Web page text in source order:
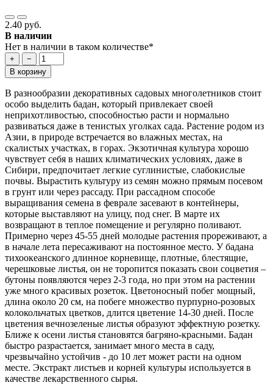
2.40 руб.
В наличии
Нет в наличии в таком количестве*
+
−
В корзину
В разнообразии декоративных садовых многолетников стоит
особо выделить бадан, который привлекает своей
неприхотливостью, способностью расти и нормально
развиваться даже в тенистых уголках сада. Растение родом из
Азии, в природе встречается во влажных местах, на
скалистых участках, в горах. Экзотичная культура хорошо
чувствует себя в наших климатических условиях, даже в
Сибири, предпочитает легкие суглинистые, слабокислые
почвы. Вырастить культуру из семян можно прямым посевом
в грунт или через рассаду. При рассадном способе
выращивания семена в феврале засевают в контейнеры,
которые выставляют на улицу, под снег. В марте их
возвращают в теплое помещение и регулярно поливают.
Примерно через 45-55 дней молодые растения прореживают, а
в начале лета пересаживают на постоянное место. У бадана
тихоокеанского длинное корневище, плотные, блестящие,
черешковые листья, он не торопится показать свои соцветия –
бутоны появляются через 2-3 года, но при этом на растении
уже много красивых розеток. Цветоносный побег мощный,
длина около 20 см, на побеге множество пурпурно-розовых
колокольчатых цветков, длится цветение 14-30 дней. После
цветения вечнозеленые листья образуют эффектную розетку.
Ближе к осени листья становятся багряно-красными. Бадан
быстро разрастается, занимает много места в саду,
чрезвычайно устойчив - до 10 лет может расти на одном
месте. Экстракт листьев и корней культуры используется в
качестве лекарственного сырья.